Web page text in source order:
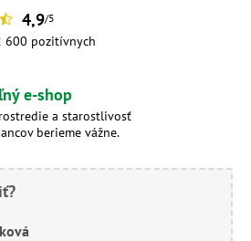
4,9/5
600 pozitívnych
e-shop
a starostlivosť
berieme vážne.